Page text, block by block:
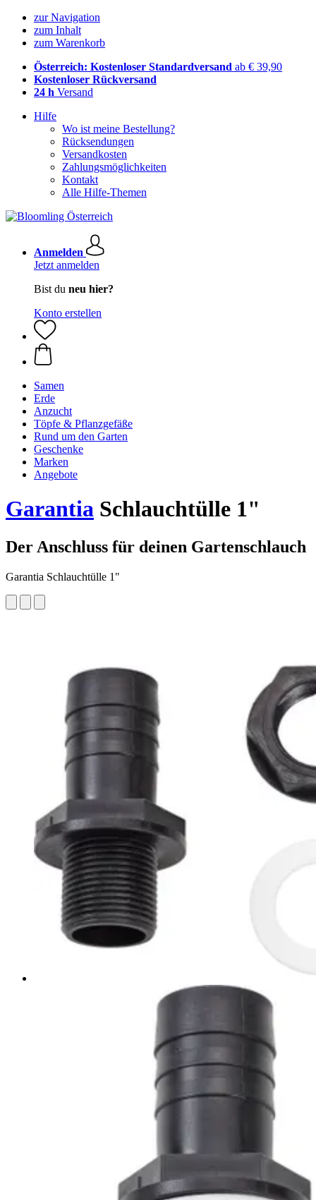
zur Navigation
zum Inhalt
zum Warenkorb
Österreich: Kostenloser Standardversand ab € 39,90
Kostenloser Rückversand
24 h Versand
Hilfe
Wo ist meine Bestellung?
Rücksendungen
Versandkosten
Zahlungsmöglichkeiten
Kontakt
Alle Hilfe-Themen
Anmelden
Jetzt anmelden
Bist du neu hier?
Konto erstellen
Samen
Erde
Anzucht
Töpfe & Pflanzgefäße
Rund um den Garten
Geschenke
Marken
Angebote
Garantia Schlauchtülle 1"
Der Anschluss für deinen Gartenschlauch
Garantia Schlauchtülle 1"